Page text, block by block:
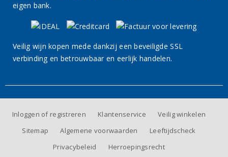
eigen bank.
Veilig wijn kopen mede dankzij een beveiligde SSL
verbinding en betrouwbaar en eerlijk handelen.
Inloggen of registreren Klantenservice
Veilig winkelen
Sitemap
Algemene voorwaarden
Leeftijdscheck
Privacybeleid
Herroepingsrecht